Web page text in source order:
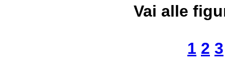
Vai alle
1 2 3